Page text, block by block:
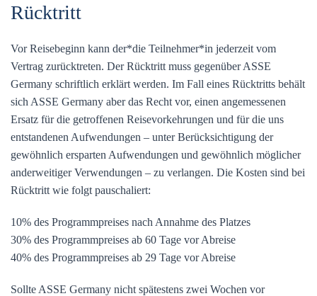
Rücktritt
Vor Reisebeginn kann der*die Teilnehmer*in jederzeit vom
Vertrag zurücktreten. Der Rücktritt muss gegenüber ASSE
Germany schriftlich erklärt werden. Im Fall eines Rücktritts behält
sich ASSE Germany aber das Recht vor, einen angemessenen
Ersatz für die getroffenen Reisevorkehrungen und für die uns
entstandenen Aufwendungen – unter Berücksichtigung der
gewöhnlich ersparten Aufwendungen und gewöhnlich möglicher
anderweitiger Verwendungen – zu verlangen. Die Kosten sind bei
Rücktritt wie folgt pauschaliert:
10% des Programmpreises nach Annahme des Platzes
30% des Programmpreises ab 60 Tage vor Abreise
40% des Programmpreises ab 29 Tage vor Abreise
Sollte ASSE Germany nicht spätestens zwei Wochen vor